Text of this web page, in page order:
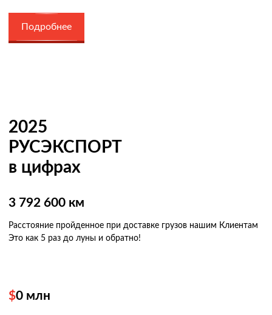
Подробнее
2025
РУСЭКСПОРТ
в цифрах
3 792 600 км
Расстояние пройденное при доставке грузов нашим Клиентам
Это как 5 раз до луны и обратно!
$0 млн